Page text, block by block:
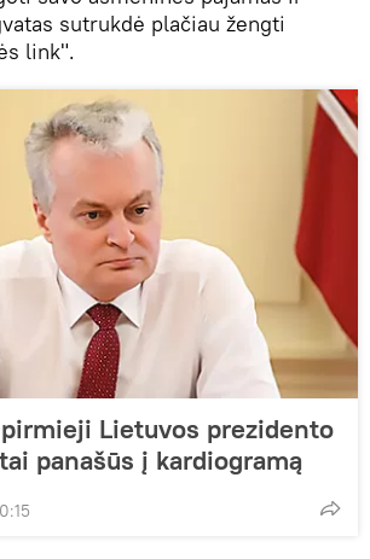
sutrukdė plačiau žengti
link".
Lietuvos prezidento
panašūs į kardiogramą